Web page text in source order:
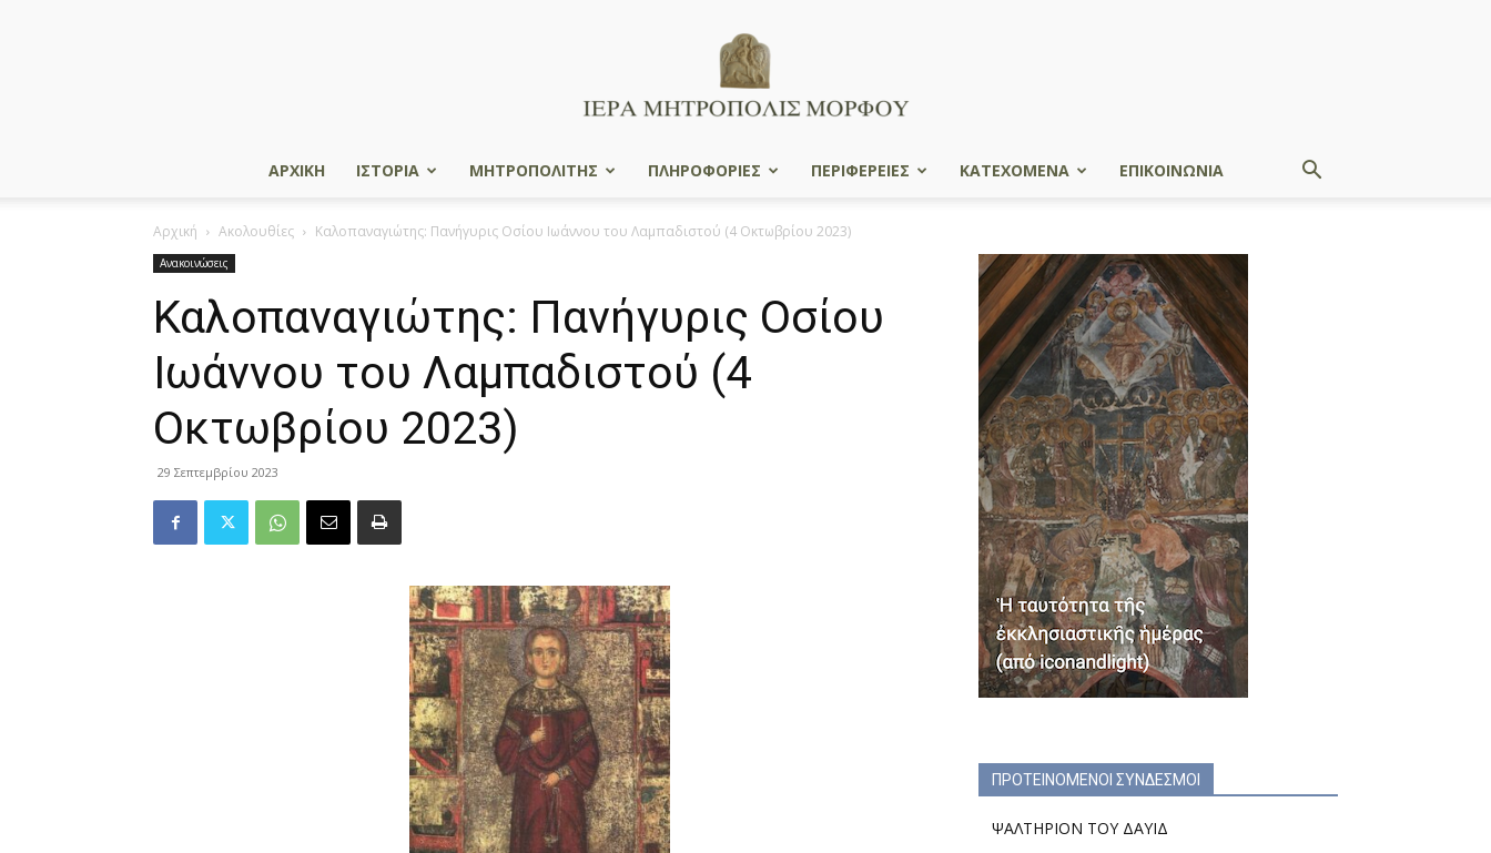
Μητρόπολις
ΑΡΧΙΚΗ ΙΣΤΟΡΙΑ ΜΗΤΡΟΠΟΛΙΤΗΣ ΠΛΗΡΟΦΟΡΙΕΣ ΠΕΡΙΦΕΡΕΙΕΣ ΚΑΤΕΧΟΜΕΝΑ ΕΠΙΚΟΙΝΩΝΙΑ
Αρχική Ακολουθίες Καλοπαναγιώτης: Πανήγυρις Οσίου Ιωάννου του Λαμπαδιστού (4 Οκτωβρίου 2023)
Ανακοινώσεις
Καλοπαναγιώτης: Πανήγυρις Οσίου
Ιωάννου του Λαμπαδιστού (4
Οκτωβρίου 2023)
29 Σεπτεμβρίου 2023
ΠΡΟΤΕΙΝΟΜΕΝΟΙ ΣΥΝΔΕΣΜΟΙ
ΨΑΛΤΗΡΙΟΝ ΤΟΥ ΔΑΥΙΔ